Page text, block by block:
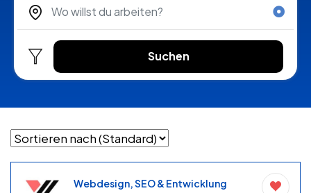
Suchen
Webdesign, SEO & Entwicklung